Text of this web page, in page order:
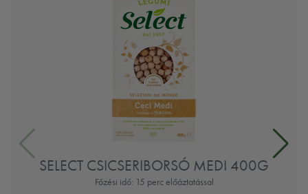
SELECT CSICSERIBORSÓ MEDI 400G
Főzési idő: 15 perc előáztatással